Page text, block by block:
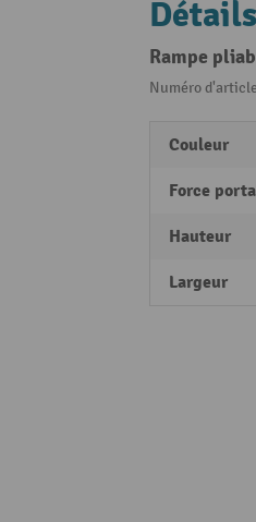
Rampe
Numéro
Couleur
Force
Hauteur
Largeur